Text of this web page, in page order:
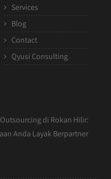
Services
Blog
Contact
Qyusi Consulting
di Rokan Hilir:
Anda Layak Berpartner